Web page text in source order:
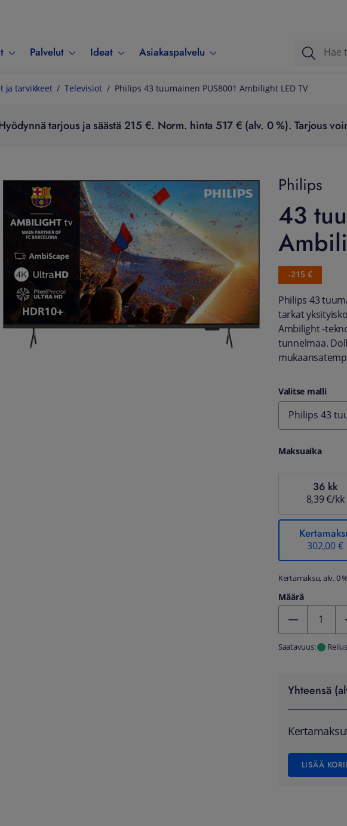
Palvelut Ideat Asiakaspalvelu
ja tarvikkeet Televisiot Philips 43 tuumainen PUS8001 Ambilight LED TV
tarjous ja säästä 215 €. Norm. hinta 517 € (alv. 0 %). Tarjous
Philips
43
-215 €
Philips 43
tarkat
Ambilight -
tunnelmaa.
Valitse malli
Philips 43
Maksuaika
36 kk
8,39 €/kk
302,00 €
Kertamaksu, alv. 0 %
Määrä
Saatavuus:
Yhteensä
LISÄÄ